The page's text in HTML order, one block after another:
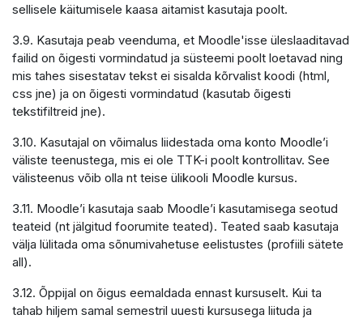
sellisele käitumisele kaasa aitamist kasutaja poolt.
3.9. Kasutaja peab veenduma, et Moodle'isse üleslaaditavad
failid on õigesti vormindatud ja süsteemi poolt loetavad ning
mis tahes sisestatav tekst ei sisalda kõrvalist koodi (html,
css jne) ja on õigesti vormindatud (kasutab õigesti
tekstifiltreid jne).
3.10. Kasutajal on võimalus liidestada oma konto Moodle’i
väliste teenustega, mis ei ole TTK-i poolt kontrollitav. See
välisteenus võib olla nt teise ülikooli Moodle kursus.
3.11. Moodle’i kasutaja saab Moodle’i kasutamisega seotud
teateid (nt jälgitud foorumite teated). Teated saab kasutaja
välja lülitada oma sõnumivahetuse eelistustes (profiili sätete
all).
3.12. Õppijal on õigus eemaldada ennast kursuselt. Kui ta
tahab hiljem samal semestril uuesti kursusega liituda ja